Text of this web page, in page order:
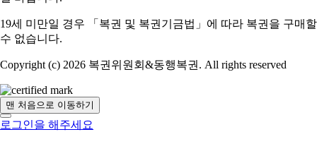
19세 미만일 경우 「복권 및 복권기금법」에 따라 복권을 구매할
수 없습니다.
Copyright (c) 2026 복권위원회&동행복권. All rights reserved
맨 처음으로 이동하기
로그인을 해주세요